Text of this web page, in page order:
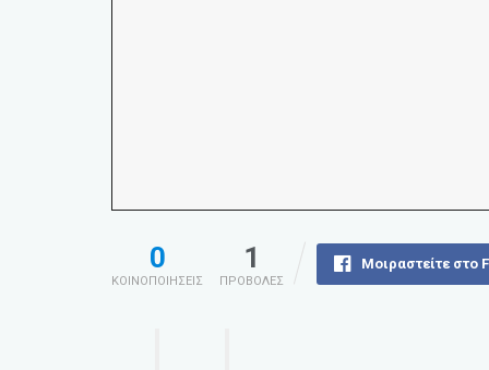
0
ΚΟΙΝΟΠΟΙΗΣΕΙΣ
1
ΠΡΟΒΟΛΕΣ
Μοιραστείτε στο